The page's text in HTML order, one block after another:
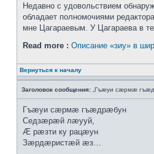
Недавно с удовольствием
обладает полномочиями
мне Цагараевым. У Цагараева в
Read more : Описание «зиу» в
Вернуться к началу
Заголовок сообщения: „Гъæуи сæрмæ
Гъæуи сæрмæ гъæдрæбун
Седзæрæй лæууй,
Æ рæзти ку рацæун
Зæрдæристæй æз…